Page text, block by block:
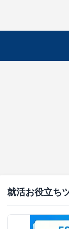
就活お役立ち